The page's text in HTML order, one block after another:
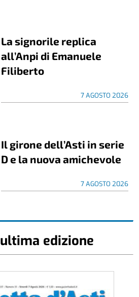
La signorile replica
all’Anpi di Emanuele
Filiberto
7 AGOSTO 2026
Il girone dell’Asti in serie
D e la nuova amichevole
7 AGOSTO 2026
edizione